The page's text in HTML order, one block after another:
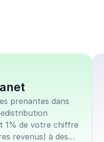
prenantes dans
1% de votre chiffre
revenus) à des